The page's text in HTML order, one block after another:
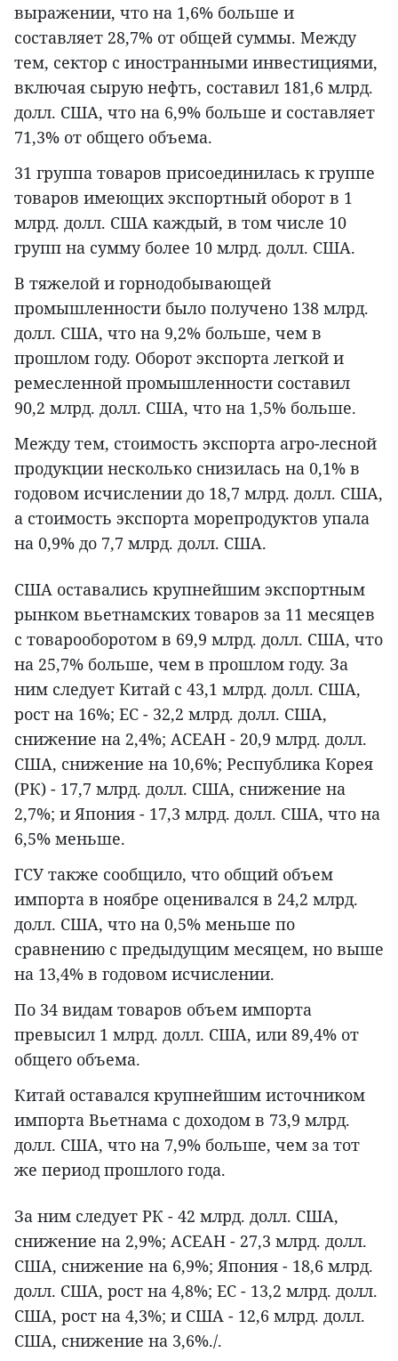
выражении, что на 1,6% больше и
составляет 28,7% от общей суммы. Между
тем, сектор с иностранными инвестициями,
включая сырую нефть, составил 181,6 млрд.
долл. США, что на 6,9% больше и составляет
71,3% от общего объема.
31 группа товаров присоединилась к группе
товаров имеющих экспортный оборот в 1
млрд. долл. США каждый, в том числе 10
групп на сумму более 10 млрд. долл. США.
В тяжелой и горнодобывающей
промышленности было получено 138 млрд.
долл. США, что на 9,2% больше, чем в
прошлом году. Оборот экспорта легкой и
ремесленной промышленности составил
90,2 млрд. долл. США, что на 1,5% больше.
Между тем, стоимость экспорта агро-лесной
продукции несколько снизилась на 0,1% в
годовом исчислении до 18,7 млрд. долл. США,
а стоимость экспорта морепродуктов упала
на 0,9% до 7,7 млрд. долл. США.
США оставались крупнейшим экспортным
рынком вьетнамских товаров за 11 месяцев
с товарооборотом в 69,9 млрд. долл. США, что
на 25,7% больше, чем в прошлом году. За
ним следует Китай с 43,1 млрд. долл. США,
рост на 16%; ЕС - 32,2 млрд. долл. США,
снижение на 2,4%; АСЕАН - 20,9 млрд. долл.
США, снижение на 10,6%; Республика Корея
(РК) - 17,7 млрд. долл. США, снижение на
2,7%; и Япония - 17,3 млрд. долл. США, что на
6,5% меньше.
ГСУ также сообщило, что общий объем
импорта в ноябре оценивался в 24,2 млрд.
долл. США, что на 0,5% меньше по
сравнению с предыдущим месяцем, но выше
на 13,4% в годовом исчислении.
По 34 видам товаров объем импорта
превысил 1 млрд. долл. США, или 89,4% от
общего объема.
Китай оставался крупнейшим источником
импорта Вьетнама с доходом в 73,9 млрд.
долл. США, что на 7,9% больше, чем за тот
же период прошлого года.
За ним следует РК - 42 млрд. долл. США,
снижение на 2,9%; АСЕАН - 27,3 млрд. долл.
США, снижение на 6,9%; Япония - 18,6 млрд.
долл. США, рост на 4,8%; ЕС - 13,2 млрд. долл.
США, рост на 4,3%; и США - 12,6 млрд. долл.
США, снижение на 3,6%./.